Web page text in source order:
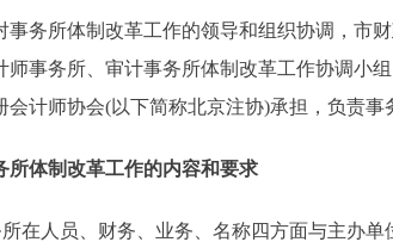
所体制改革工作的领导和组织协调，市财
师事务所、审计事务所体制改革工作协调小
会计师协会(以下简称北京注协)承担，负责事
体制改革工作的内容和要求
人员、财务、业务、名称四方面与主办单